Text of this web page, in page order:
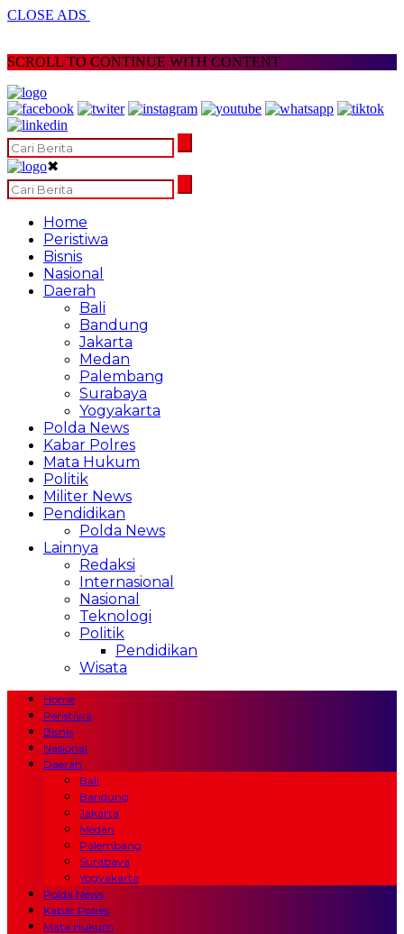
CLOSE ADS
SCROLL TO CONTINUE WITH CONTENT
✖
Home
Peristiwa
Bisnis
Nasional
Daerah
Bali
Bandung
Jakarta
Medan
Palembang
Surabaya
Yogyakarta
Polda News
Kabar Polres
Mata Hukum
Politik
Militer News
Pendidikan
Polda News
Lainnya
Redaksi
Internasional
Nasional
Teknologi
Politik
Pendidikan
Wisata
Home
Peristiwa
Bisnis
Nasional
Daerah
Bali
Bandung
Jakarta
Medan
Palembang
Surabaya
Yogyakarta
Polda News
Kabar Polres
Mata Hukum